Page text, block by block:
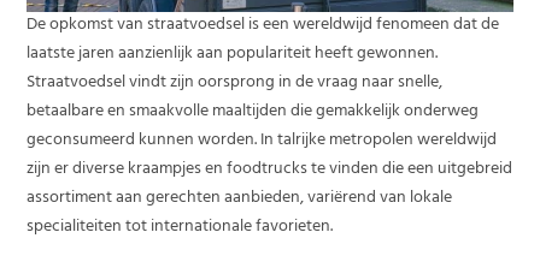
De opkomst van straatvoedsel is een wereldwijd fenomeen dat de
laatste jaren aanzienlijk aan populariteit heeft gewonnen.
Straatvoedsel vindt zijn oorsprong in de vraag naar snelle,
betaalbare en smaakvolle maaltijden die gemakkelijk onderweg
geconsumeerd kunnen worden. In talrijke metropolen wereldwijd
zijn er diverse kraampjes en foodtrucks te vinden die een uitgebreid
assortiment aan gerechten aanbieden, variërend van lokale
specialiteiten tot internationale favorieten.